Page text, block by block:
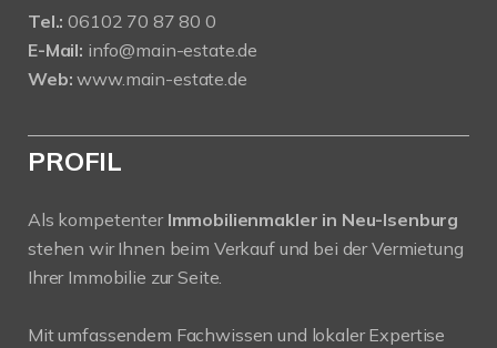
Tel.: 06102 70 87 80 0
E-Mail: info@main-estate.de
Web: www.main-estate.de
PROFIL
Als kompetenter Immobilienmakler in Neu-Isenburg
stehen wir Ihnen beim Verkauf und bei der Vermietung
Ihrer Immobilie zur Seite.
Mit umfassendem Fachwissen und lokaler Expertise